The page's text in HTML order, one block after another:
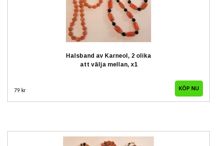
Halsband av Karneol, 2 olika
att välja mellan, x1
79 kr KÖP NU